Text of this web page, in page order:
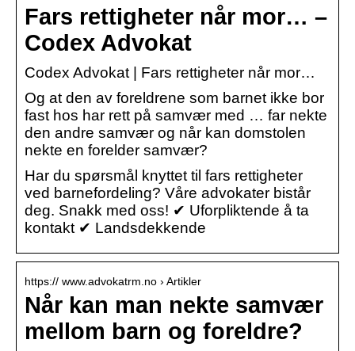
Fars rettigheter når mor… –
Codex Advokat
Codex Advokat | Fars rettigheter når mor…
Og at den av foreldrene som barnet ikke bor
fast hos har rett på samvær med … far nekte
den andre samvær og når kan domstolen
nekte en forelder samvær?
Har du spørsmål knyttet til fars rettigheter
ved barnefordeling? Våre advokater bistår
deg. Snakk med oss! ✔ Uforpliktende å ta
kontakt ✔ Landsdekkende
https:// www.advokatrm.no › Artikler
Når kan man nekte samvær
mellom barn og foreldre?